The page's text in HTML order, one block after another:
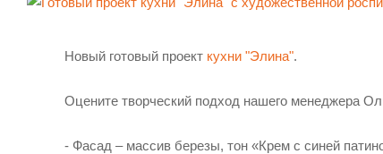
Новый готовый проект кухни "Элина".
Оцените творческий подход нашего менеджера
- Фасад – массив березы, тон «Крем с синей